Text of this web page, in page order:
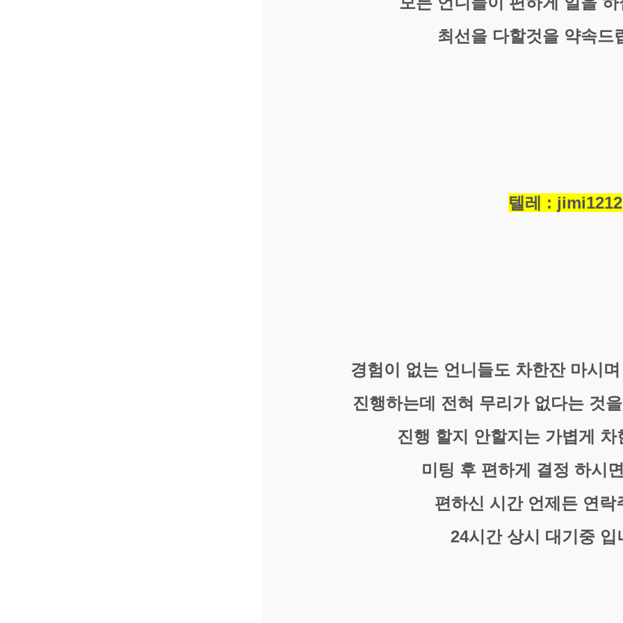
최선을 다할것을 약속드
텔레 : jimi1212
경험이 없는 언니들도 차한잔 마시
진행하는데 전혀 무리가 없다는 것
진행 할지 안할지는 가볍게 차
미팅 후 편하게 결정 하시
편하신 시간 언제든 연락
24시간 상시 대기중 입